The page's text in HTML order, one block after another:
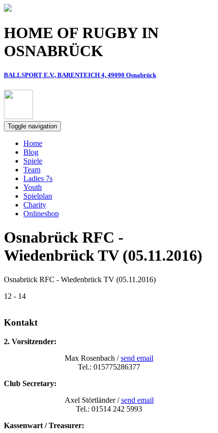
Direkt zum Inhalt
HOME OF RUGBY IN
OSNABRÜCK
BALLSPORT E.V., BARENTEICH 4, 49090 Osnabrück
Toggle navigation
Home
Blog
Spiele
Team
Ladies 7s
Youth
Spielplan
Charity
Onlineshop
Osnabrück RFC -
Wiedenbrück TV (05.11.2016)
Osnabrück RFC - Wiedenbrück TV (05.11.2016)
12 - 14
Kontakt
2. Vorsitzender:
Max Rosenbach /send email
Tel.: 015775286377
Club Secretary:
Axel Störtländer /send email
Tel.: 01514 242 5993
Kassenwart / Treasurer: